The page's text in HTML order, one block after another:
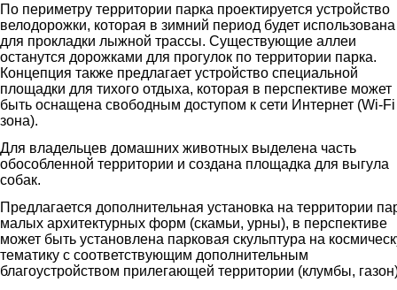
По периметру территории парка проектируется устройство
велодорожки, которая в зимний период будет использована
для прокладки лыжной трассы. Существующие аллеи
останутся дорожками для прогулок по территории парка.
Концепция также предлагает устройство специальной
площадки для тихого отдыха, которая в перспективе может
быть оснащена свободным доступом к сети Интернет (Wi-Fi
зона).
Для владельцев домашних животных выделена часть
обособленной территории и создана площадка для выгула
собак.
Предлагается дополнительная установка на территории
малых архитектурных форм (скамьи, урны), в перспективе
может быть установлена парковая скульптура на
тематику с соответствующим дополнительным
благоустройством прилегающей территории (клумбы,